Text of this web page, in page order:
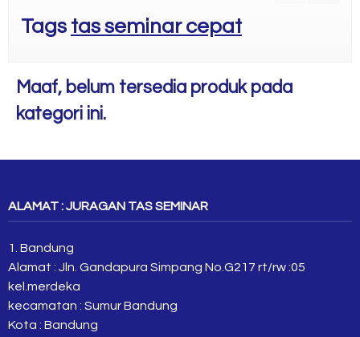
Tags tas seminar cepat
Maaf, belum tersedia produk pada
kategori ini.
ALAMAT : JURAGAN TAS SEMINAR
1. Bandung
Alamat : Jln. Gandapura Simpang No.G217 rt/rw :05
kel.merdeka
kecamatan : Sumur Bandung
Kota : Bandung